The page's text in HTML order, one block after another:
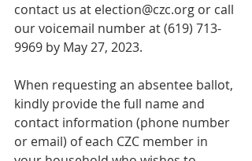
contact us at election@czc.org or call
our voicemail number at (619) 713-
9969 by May 27, 2023.
When requesting an absentee ballot,
kindly provide the full name and
contact information (phone number
or email) of each CZC member in